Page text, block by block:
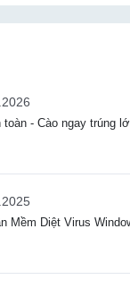
toàn - Cào ngay trúng
Mềm Diệt Virus